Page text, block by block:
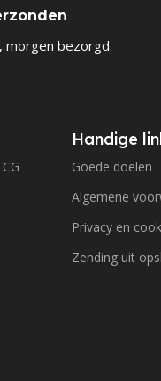
morgen bezorgd.
Handige
Goede doelen
Algemene
Privacy en
Zending uit